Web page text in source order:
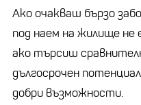
Ако очакваш бързо
под наем на жилище не
ако търсиш
дългосрочен
добри възможности.